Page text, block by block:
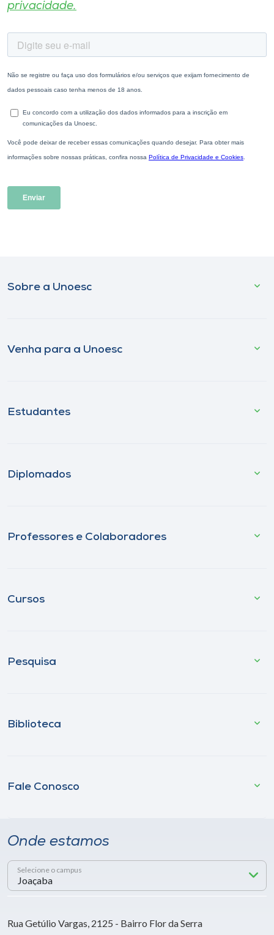
privacidade.
Sobre a Unoesc
Venha para a Unoesc
Estudantes
Diplomados
Professores e Colaboradores
Cursos
Pesquisa
Biblioteca
Fale Conosco
Onde estamos
Selecione o campus
Rua Getúlio Vargas, 2125 - Bairro Flor da Serra